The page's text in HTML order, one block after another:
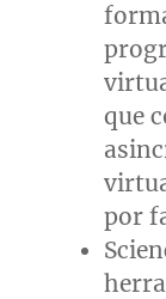
que
por